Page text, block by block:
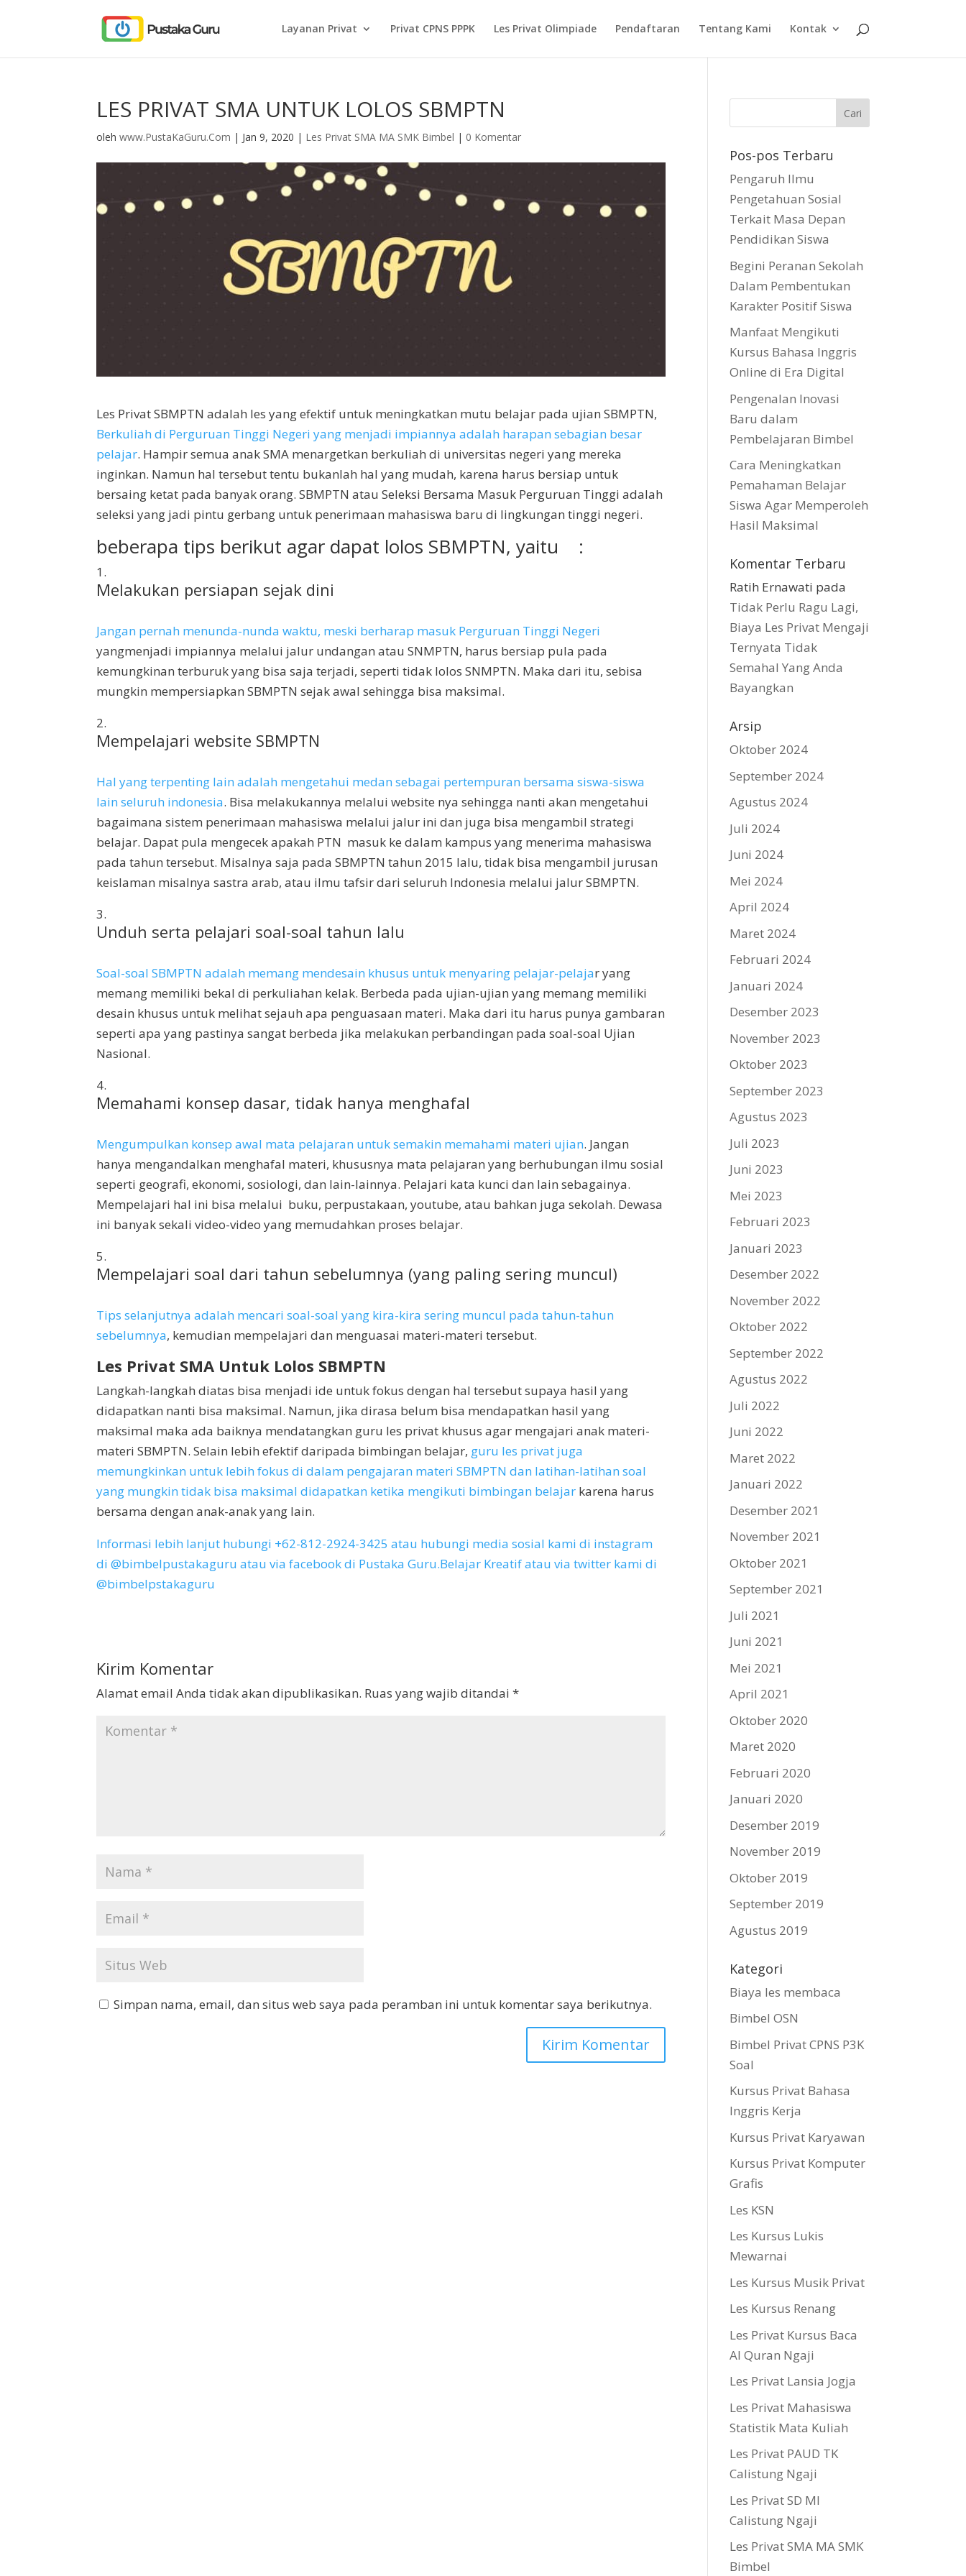
Layanan Privat Privat CPNS PPPK Les Privat Olimpiade Pendaftaran Tentang Kami Kontak
LES PRIVAT SMA UNTUK LOLOS SBMPTN
olehwww.PustaKaGuru.Com | Jan 9, 2020 | Les Privat SMA MA SMK Bimbel | 0 Komentar
Les Privat SBMPTN adalah les yang efektif untuk meningkatkan mutu belajar pada ujian SBMPTN,
Berkuliah di Perguruan Tinggi Negeri yang menjadi impiannya adalah harapan sebagian besar
pelajar. Hampir semua anak SMA menargetkan berkuliah di universitas negeri yang mereka
inginkan. Namun hal tersebut tentu bukanlah hal yang mudah, karena harus bersiap untuk
bersaing ketat pada banyak orang. SBMPTN atau Seleksi Bersama Masuk Perguruan Tinggi adalah
seleksi yang jadi pintu gerbang untuk penerimaan mahasiswa baru di lingkungan tinggi negeri.
beberapa tips berikut agar dapat lolos SBMPTN, yaitu :
Melakukan persiapan sejak dini
Jangan pernah menunda-nunda waktu, meski berharap masuk Perguruan Tinggi Negeri
yangmenjadi impiannya melalui jalur undangan atau SNMPTN, harus bersiap pula pada
kemungkinan terburuk yang bisa saja terjadi, seperti tidak lolos SNMPTN. Maka dari itu, sebisa
mungkin mempersiapkan SBMPTN sejak awal sehingga bisa maksimal.
Mempelajari website SBMPTN
Hal yang terpenting lain adalah mengetahui medan sebagai pertempuran bersama siswa-siswa
lain seluruh indonesia. Bisa melakukannya melalui website nya sehingga nanti akan mengetahui
bagaimana sistem penerimaan mahasiswa melalui jalur ini dan juga bisa mengambil strategi
belajar. Dapat pula mengecek apakah PTN masuk ke dalam kampus yang menerima mahasiswa
pada tahun tersebut. Misalnya saja pada SBMPTN tahun 2015 lalu, tidak bisa mengambil jurusan
keislaman misalnya sastra arab, atau ilmu tafsir dari seluruh Indonesia melalui jalur SBMPTN.
Unduh serta pelajari soal-soal tahun lalu
Soal-soal SBMPTN adalah memang mendesain khusus untuk menyaring pelajar-pelajar yang
memang memiliki bekal di perkuliahan kelak. Berbeda pada ujian-ujian yang memang memiliki
desain khusus untuk melihat sejauh apa penguasaan materi. Maka dari itu harus punya gambaran
seperti apa yang pastinya sangat berbeda jika melakukan perbandingan pada soal-soal Ujian
Nasional.
Memahami konsep dasar, tidak hanya menghafal
Mengumpulkan konsep awal mata pelajaran untuk semakin memahami materi ujian. Jangan
hanya mengandalkan menghafal materi, khususnya mata pelajaran yang berhubungan ilmu sosial
seperti geografi, ekonomi, sosiologi, dan lain-lainnya. Pelajari kata kunci dan lain sebagainya.
Mempelajari hal ini bisa melalui buku, perpustakaan, youtube, atau bahkan juga sekolah. Dewasa
ini banyak sekali video-video yang memudahkan proses belajar.
Mempelajari soal dari tahun sebelumnya (yang paling sering muncul)
Tips selanjutnya adalah mencari soal-soal yang kira-kira sering muncul pada tahun-tahun
sebelumnya, kemudian mempelajari dan menguasai materi-materi tersebut.
Les Privat SMA Untuk Lolos SBMPTN
Langkah-langkah diatas bisa menjadi ide untuk fokus dengan hal tersebut supaya hasil yang
didapatkan nanti bisa maksimal. Namun, jika dirasa belum bisa mendapatkan hasil yang
maksimal maka ada baiknya mendatangkan guru les privat khusus agar mengajari anak materi-
materi SBMPTN. Selain lebih efektif daripada bimbingan belajar, guru les privat juga
memungkinkan untuk lebih fokus di dalam pengajaran materi SBMPTN dan latihan-latihan soal
yang mungkin tidak bisa maksimal didapatkan ketika mengikuti bimbingan belajar karena harus
bersama dengan anak-anak yang lain.
Informasi lebih lanjut hubungi +62-812-2924-3425 atau hubungi media sosial kami di instagram
di @bimbelpustakaguru atau via facebook di Pustaka Guru.Belajar Kreatif atau via twitter kami di
@bimbelpstakaguru
Kirim Komentar
Alamat email Anda tidak akan dipublikasikan. Ruas yang wajib ditandai*
Simpan nama, email, dan situs web saya pada peramban ini untuk komentar saya berikutnya.
Pos-pos Terbaru
Pengaruh Ilmu
Pengetahuan Sosial
Terkait Masa Depan
Pendidikan Siswa
Begini Peranan Sekolah
Dalam Pembentukan
Karakter Positif Siswa
Manfaat Mengikuti
Kursus Bahasa Inggris
Online di Era Digital
Pengenalan Inovasi
Baru dalam
Pembelajaran Bimbel
Cara Meningkatkan
Pemahaman Belajar
Siswa Agar Memperoleh
Hasil Maksimal
Komentar Terbaru
Ratih Ernawati pada
Tidak Perlu Ragu Lagi,
Biaya Les Privat Mengaji
Ternyata Tidak
Semahal Yang Anda
Bayangkan
Arsip
Oktober 2024
September 2024
Agustus 2024
Juli 2024
Juni 2024
Mei 2024
April 2024
Maret 2024
Februari 2024
Januari 2024
Desember 2023
November 2023
Oktober 2023
September 2023
Agustus 2023
Juli 2023
Juni 2023
Mei 2023
Februari 2023
Januari 2023
Desember 2022
November 2022
Oktober 2022
September 2022
Agustus 2022
Juli 2022
Juni 2022
Maret 2022
Januari 2022
Desember 2021
November 2021
Oktober 2021
September 2021
Juli 2021
Juni 2021
Mei 2021
April 2021
Oktober 2020
Maret 2020
Februari 2020
Januari 2020
Desember 2019
November 2019
Oktober 2019
September 2019
Agustus 2019
Kategori
Biaya les membaca
Bimbel OSN
Bimbel Privat CPNS P3K
Soal
Kursus Privat Bahasa
Inggris Kerja
Kursus Privat Karyawan
Kursus Privat Komputer
Grafis
Les KSN
Les Kursus Lukis
Mewarnai
Les Kursus Musik Privat
Les Kursus Renang
Les Privat Kursus Baca
Al Quran Ngaji
Les Privat Lansia Jogja
Les Privat Mahasiswa
Statistik Mata Kuliah
Les Privat PAUD TK
Calistung Ngaji
Les Privat SD MI
Calistung Ngaji
Les Privat SMA MA SMK
Bimbel